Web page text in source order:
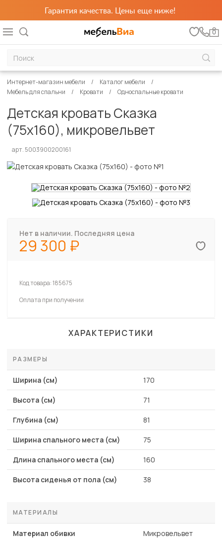
Гарантия качества. Цены еще ниже!
0
Интернет-магазин мебели
Каталог мебели
Мебель для спальни
Кровати Односпальные кровати
Детская кровать Сказка
(75х160), микровельвет
арт. 5003900200161
Нет в наличии. Последняя цена
29 300
Код товара:185675
Оплата при получении
ХАРАКТЕРИСТИКИ
РАЗМЕРЫ
Ширина (см) 170
Высота (см) 71
Глубина (см) 81
Ширина спального места (см) 75
Длина спального места (см) 160
Высота сиденья от пола (см) 38
МАТЕРИАЛЫ
Материал обивки Микровельвет